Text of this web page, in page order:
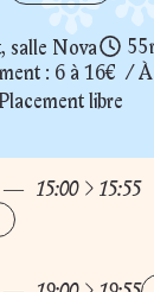
salle Nova
Durée du
: 6 à 16€ / À
Placement libre
15:00 à15:55